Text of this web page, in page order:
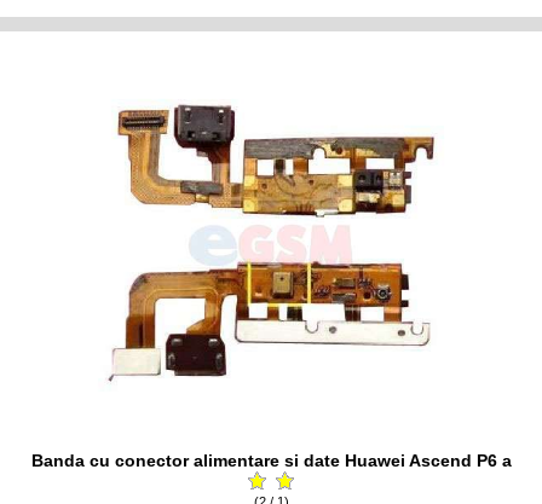
Banda cu conector alimentare si date Huawei Ascend P6 a